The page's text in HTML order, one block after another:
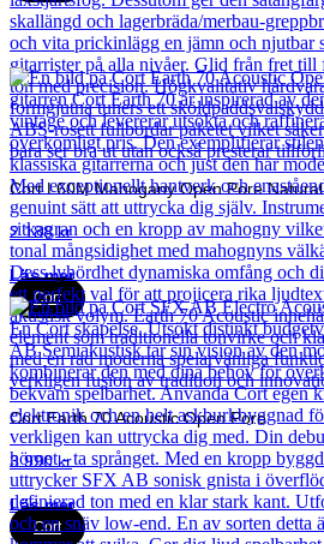
Cort L60M Mahogany Open Pore Natural
2 188kr
Läs mer
Cort
Cort Earth 70 Acoustic Open Pore
3 990kr
Läs mer
Cort